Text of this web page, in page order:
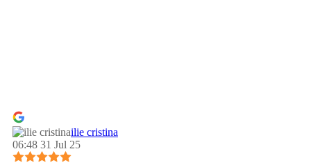
ilie cristina
06:48 31 Jul 25